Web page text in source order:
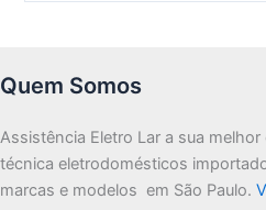
Quem Somos
Assistência Eletro Lar a sua
técnica eletrodomésticos
marcas e modelos em São Paulo.